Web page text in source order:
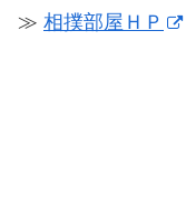
≫ 相撲部屋ＨＰ